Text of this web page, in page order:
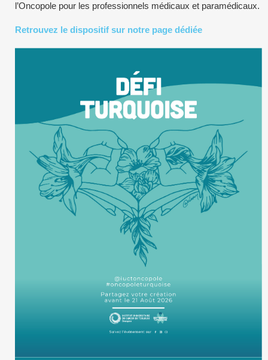
l’Oncopole pour les professionnels médicaux et paramédicaux.
Retrouvez le dispositif sur notre page dédiée